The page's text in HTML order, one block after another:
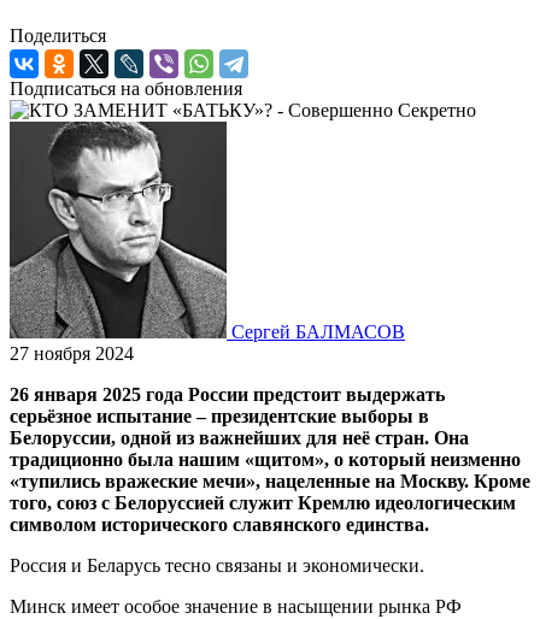
Поделиться
Подписаться на обновления
Сергей БАЛМАСОВ
27 ноября 2024
26 января 2025 года России предстоит выдержать
серьёзное испытание – президентские выборы в
Белоруссии, одной из важнейших для неё стран. Она
традиционно была нашим «щитом», о который неизменно
«тупились вражеские мечи», нацеленные на Москву. Кроме
того, союз с Белоруссией служит Кремлю идеологическим
символом исторического славянского единства.
Россия и Беларусь тесно связаны и экономически.
Минск имеет особое значение в насыщении рынка РФ